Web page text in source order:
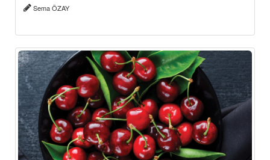
Sema ÖZAY